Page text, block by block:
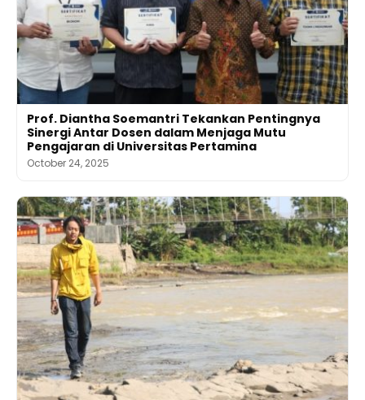
Prof. Diantha Soemantri Tekankan Pentingnya
Sinergi Antar Dosen dalam Menjaga Mutu
Pengajaran di Universitas Pertamina
October 24, 2025